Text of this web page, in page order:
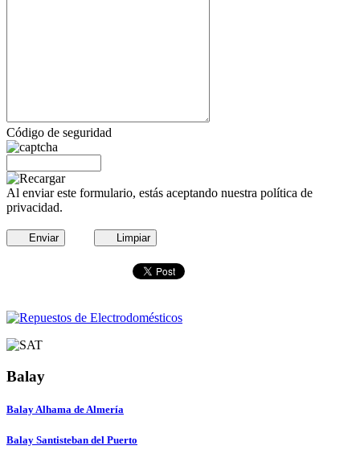
Código de seguridad
Al enviar este formulario, estás aceptando nuestra política de
privacidad.
Enviar Limpiar
Balay
Balay Alhama de Almería
Balay Santisteban del Puerto